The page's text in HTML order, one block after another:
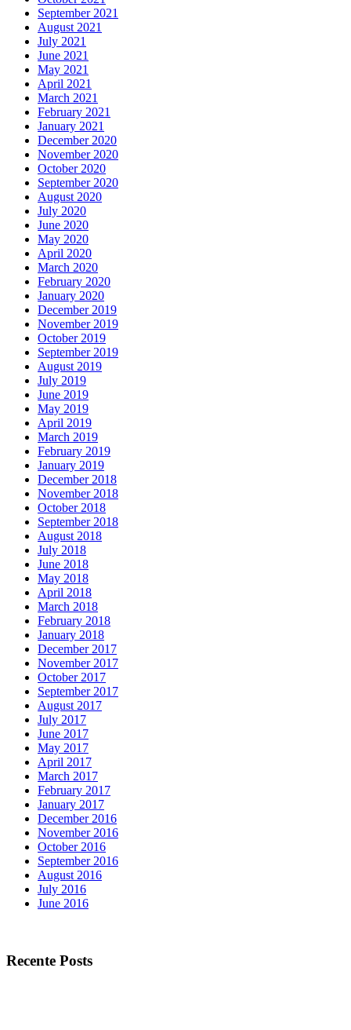
September 2021
August 2021
July 2021
June 2021
May 2021
April 2021
March 2021
February 2021
January 2021
December 2020
November 2020
October 2020
September 2020
August 2020
July 2020
June 2020
May 2020
April 2020
March 2020
February 2020
January 2020
December 2019
November 2019
October 2019
September 2019
August 2019
July 2019
June 2019
May 2019
April 2019
March 2019
February 2019
January 2019
December 2018
November 2018
October 2018
September 2018
August 2018
July 2018
June 2018
May 2018
April 2018
March 2018
February 2018
January 2018
December 2017
November 2017
October 2017
September 2017
August 2017
July 2017
June 2017
May 2017
April 2017
March 2017
February 2017
January 2017
December 2016
November 2016
October 2016
September 2016
August 2016
July 2016
June 2016
Recente Posts